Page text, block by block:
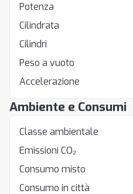
Potenza
Cilindrata
Cilindri
Peso a vuoto
Accelerazione
Ambiente e Consumi
Classe ambientale
Emissioni CO₂
Consumo misto
Consumo in città